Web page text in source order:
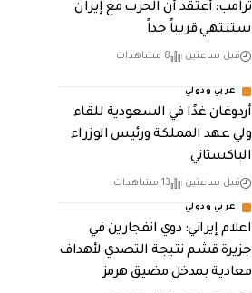
‏ترامب: أعتقد أن الحرب مع إيران
ستنتهي قريباً جداً
قبل ساعتين 8 مشاهدات
عربي ودولي
أردوغان غدًا في السعودية للقاء
ولي عهد المملكة ورئيس الوزراء
الباكستاني
قبل ساعتين 13 مشاهدات
عربي ودولي
اعلام إيراني: دوي انفجارين في
جزيرة قشم نتيجة التصدي لأهداف
معادية بمدخل مضيق هرمز